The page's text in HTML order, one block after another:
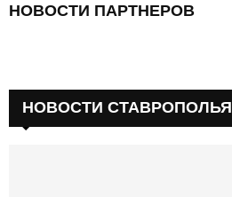
НОВОСТИ ПАРТНЕРОВ
НОВОСТИ СТАВРОПОЛЬЯ